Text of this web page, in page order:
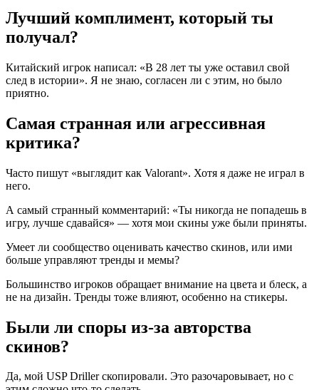
Лучший комплимент, который ты
получал?
Китайский игрок написал: «В 28 лет ты уже оставил свой
след в истории». Я не знаю, согласен ли с этим, но было
приятно.
Самая странная или агрессивная
критика?
Часто пишут «выглядит как Valorant». Хотя я даже не играл в
него.
А самый странный комментарий: «Ты никогда не попадешь в
игру, лучше сдавайся» — хотя мои скины уже были приняты.
Умеет ли сообщество оценивать качество скинов, или ими
больше управляют тренды и мемы?
Большинство игроков обращает внимание на цвета и блеск, а
не на дизайн. Тренды тоже влияют, особенно на стикеры.
Были ли споры из-за авторства
скинов?
Да, мой USP Driller скопировали. Это разочаровывает, но с